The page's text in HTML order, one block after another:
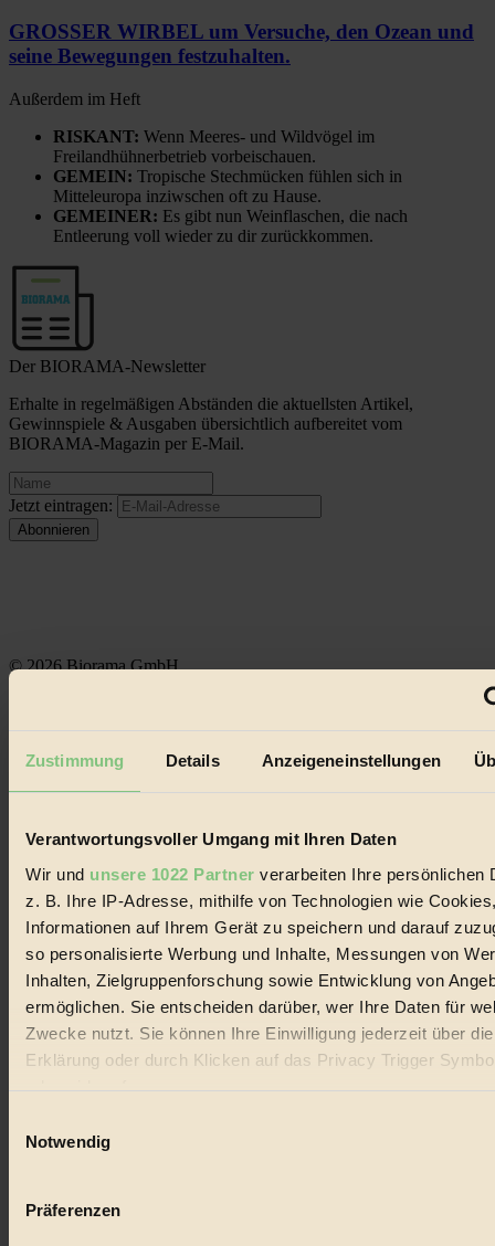
Zustimmung Details Anzeigeneinstellungen
Verantwortungsvoller Umgang mit Ihren Daten
Wir und unsere 1022 Partner verarbeiten Ihre persönlichen
z. B. Ihre IP-Adresse, mithilfe von Technologien wie
Informationen auf Ihrem Gerät zu speichern und darauf
so personalisierte Werbung und Inhalte, Messungen von
Inhalten, Zielgruppenforschung sowie Entwicklung von
ermöglichen. Sie entscheiden darüber, wer Ihre Daten für
Zwecke nutzt. Sie können Ihre Einwilligung jederzeit über
Erklärung oder durch Klicken auf das Privacy Trigger
oder widerrufen
Wenn Sie es erlauben, würden wir auch gerne:
Ihr Gerät durch aktives Scannen nach bestimmten
Notwendig
Präferenzen
GROSSER WIRBEL um Versuche, den Ozean und
seine Bewegungen festzuhalten.
Außerdem im Heft
RISKANT: Wenn Meeres- und Wildvögel im
Freilandhühnerbetrieb vorbeischauen.
GEMEIN: Tropische Stechmücken fühlen sich in
Mitteleuropa inziwschen oft zu Hause.
GEMEINER: Es gibt nun Weinflaschen, die nach
Entleerung voll wieder zu dir zurückkommen.
Der BIORAMA-Newsletter
Erhalte in regelmäßigen Abständen die aktuellsten Artikel,
Gewinnspiele & Ausgaben übersichtlich aufbereitet vom
BIORAMA-Magazin per E-Mail.
Jetzt eintragen:
© 2026 Biorama GmbH
Handels mit Bioprodukten, des Fair-Trade sowie der Branche
Social Media
22.601 Fans auf Facebook
3.415 Follower auf Twitter
Folge uns auf Instagram
Themen
Bio
Vegan